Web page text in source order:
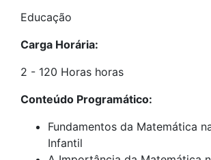
Educação
Carga Horária:
2 - 120 Horas horas
Conteúdo Programático:
Fundamentos da Matemática
Infantil